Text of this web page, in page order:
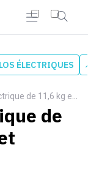
ÉLECTRIQUES
est français et chasse les Kilow
de